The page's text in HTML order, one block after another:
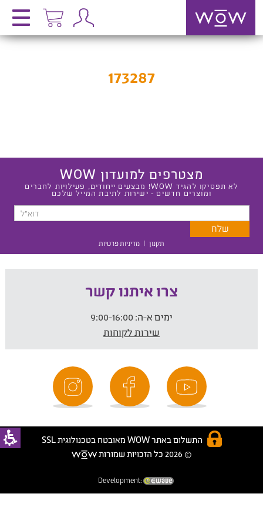
173287
מצטרפים למועדון WOW
לא תפסיקו להגיד WOW! מבצעים ייחודים, פעילויות לחברים
ומוצרים חדשים - ישירות לתיבת המייל שלכם
תקנון | מדיניות פרטיות
צרו איתנו קשר
ימים א-ה:
שירות לקוחות
התשלום באתר WOW מאובטח בטכנולוגית SSL
© 2026 כל הזכויות שמורות
Development: